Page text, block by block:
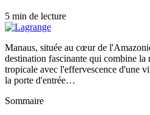
5 min de lecture
Manaus, située au cœur de
destination fascinante qui combine la
tropicale avec l'effervescence d'une
la porte d'entrée…
Sommaire